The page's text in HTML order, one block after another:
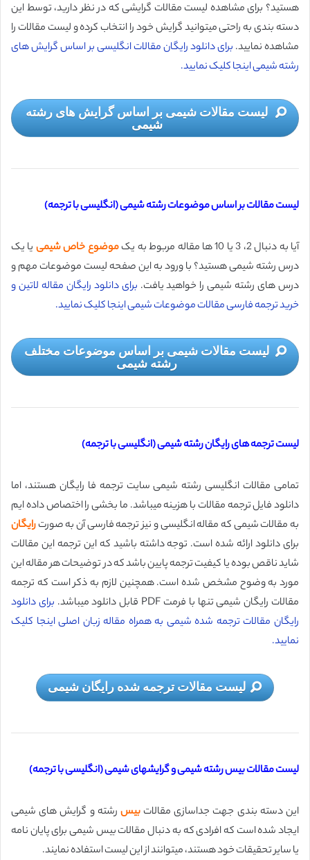
هستید؟ برای مشاهده لیست مقالات گرایشی که در نظر دارید، توسط این
دسته بندی به راحتی میتوانید گرایش خود را انتخاب کرده و لیست مقالات را
مشاهده نمایید. برای دانلود رایگان مقالات انگلیسی بر اساس گرایش های
رشته شیمی اینجا کلیک نمایید.
لیست مقالات شیمی بر اساس گرایش های رشته
شیمی
لیست مقالات بر اساس موضوعات رشته شیمی (انگلیسی با ترجمه)
آیا به دنبال 2، 3 یا 10 ها مقاله مربوط به یک موضوع خاص شیمی یا یک
درس رشته شیمی هستید؟ با ورود به این صفحه لیست موضوعات مهم و
درس های رشته شیمی را خواهید یافت. برای دانلود رایگان مقاله لاتین و
خرید ترجمه فارسی مقالات موضوعات شیمی اینجا کلیک نمایید.
لیست مقالات شیمی بر اساس موضوعات مختلف
رشته شیمی
لیست ترجمه های رایگان رشته شیمی (انگلیسی با ترجمه)
تمامی مقالات انگلیسی رشته شیمی سایت ترجمه فا رایگان هستند، اما
دانلود فایل ترجمه مقالات با هزینه میباشد. ما بخشی را اختصاص داده ایم
به مقالات شیمی که مقاله انگلیسی و نیز ترجمه فارسی آن به صورترایگان
برای دانلود ارائه شده است. توجه داشته باشید که این ترجمه این مقالات
شاید ناقص بوده یا کیفیت ترجمه پایین باشد که در توضیحات هر مقاله این
مورد به وضوح مشخص شده است. همچنین لازم به ذکر است که ترجمه
مقالات رایگان شیمی تنها با فرمت PDF قابل دانلود میباشد.
برای دانلود
رایگان مقالات ترجمه شده شیمی به همراه مقاله زبان اصلی اینجا کلیک
نمایید.
لیست مقالات ترجمه شده رایگان شیمی
لیست مقالات بیس رشته شیمی و گرایشهای شیمی (انگلیسی با ترجمه)
این دسته بندی جهت جداسازی مقالاتبیس رشته و گرایش های شیمی
ایجاد شده است که افرادی که به دنبال مقالات بیس شیمی برای پایان نامه
یا سایر تحقیقات خود هستند، میتوانند از این لیست استفاده نمایند.